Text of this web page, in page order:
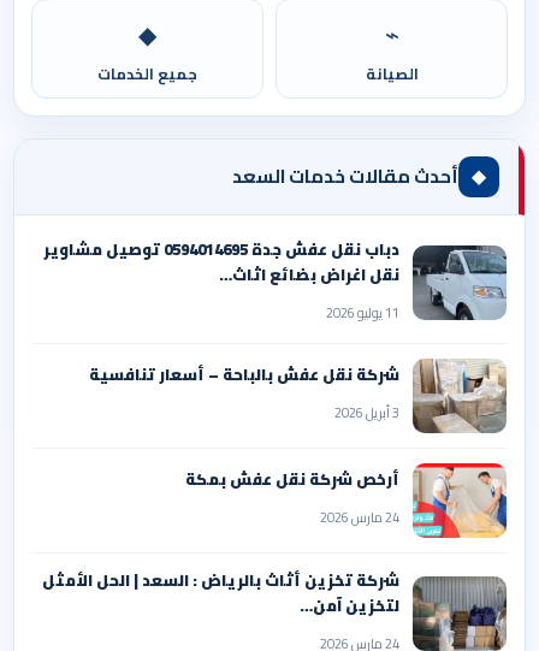
⌁
الصيانة
◆
جميع الخدمات
◆ أحدث مقالات خدمات السعد
دباب نقل عفش جدة 0594014695 توصيل مشاوير
نقل اغراض بضائع اثاث…
11 يوليو 2026
شركة نقل عفش بالباحة – أسعار تنافسية
3 أبريل 2026
أرخص شركة نقل عفش بمكة
24 مارس 2026
شركة تخزين أثاث بالرياض : السعد | الحل الأمثل
لتخزين آمن…
24 مارس 2026